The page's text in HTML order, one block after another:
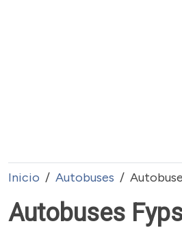
Inicio Autobuses
Autobuses